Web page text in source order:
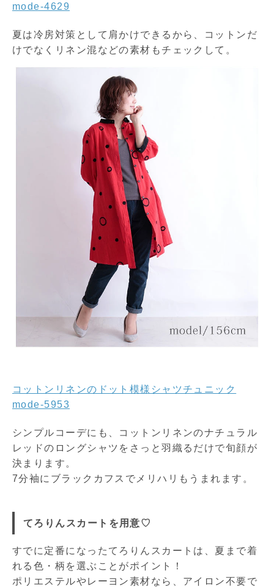
mode-4629
夏は冷房対策として肩かけできるから、コットンだ
けでなくリネン混などの素材もチェックして。
コットンリネンのドット模様シャツチュニック
mode-5953
シンプルコーデにも、コットンリネンのナチュラル
レッドのロングシャツをさっと羽織るだけで旬顔が
決まります。
7分袖にブラックカフスでメリハリもうまれます。
てろりんスカートを用意♡
すでに定番になったてろりんスカートは、夏まで着
れる色・柄を選ぶことがポイント！
ポリエステルやレーヨン素材なら、アイロン不要で